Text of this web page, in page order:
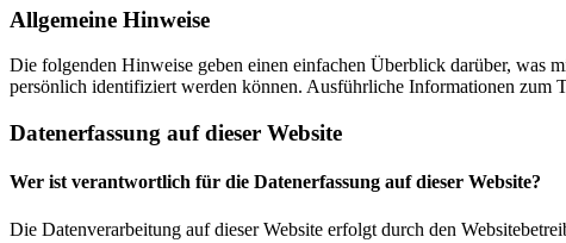
Allgemeine Hinweise
Die folgenden Hinweise geben einen einfachen Überblick darüber, was
persönlich identifiziert werden können. Ausführliche Informationen zum
Datenerfassung auf dieser Website
Wer ist verantwortlich für die Datenerfassung auf dieser Website?
Die Datenverarbeitung auf dieser Website erfolgt durch den